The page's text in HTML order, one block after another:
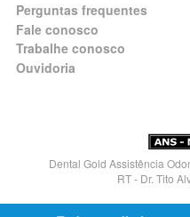
Perguntas frequentes
Fale conosco
Trabalhe conosco
Ouvidoria
Dental Gold Assistência
RT - Dr. Tito